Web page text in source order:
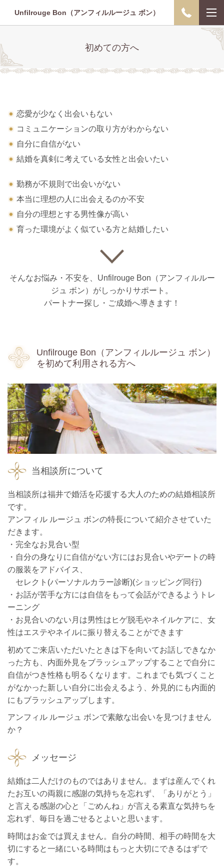
Unfilrouge Bon（アンフィルルージュ ボン）
初めての方へ
恋愛が少なく出会いもない
コミュニケーションの取り方がわからない
自分に自信がない
結婚を真剣に考えている女性と出会いたい
勤務が不規則で出会いがない
本当に理想の人に出会えるのか不安
自分の理想とする男性像が高い
育った環境がよく似ている方と結婚したい
そんなお悩み・不安を、 Unfilrouge Bon（アンフィルルー
ジュ ボン）がしっかりサポート。
パートナー探し・ご成婚へ導きます！
Unfilrouge Bon （アンフィルルージュ ボン）
を初めて利用される方へ
当相談所について
当相談所は福井で婚活を応援する大人のための結婚相談所
です。
アンフィル ルージュ ボンの特長について紹介させていた
だきます。
・完全なお見合い型
・自分の身なりに自信がない方にはお見合いやデートの時
の服装をアドバイス、
セレクト(パーソナルカラー診断)(ショッピング同行)
・お話が苦手な方には自信をもって会話ができるようトレ
ーニング
・お見合いのない月は男性はヒゲ脱毛やネイルケアに、女
性はエステやネイルに振り替えることができます
初めてご来店いただいたときは下を向いてお話しできなか
った方も、内面外見をブラッシュアップすることで自分に
自信がつき性格も明るくなります。これまでも気づくこと
がなかった新しい自分に出会えるよう、外見的にも内面的
にもブラッシュアップします。
アンフィル ルージュ ボンで素敵な出会いを見つけません
か？
メッセージ
結婚は二人だけのものではありません。まずは産んでくれ
たお互いの両親に感謝の気持ちを忘れず、「ありがとう」
と言える感謝の心と「ごめんね」が言える素直な気持ちを
忘れず、毎日を過ごせるとよいと思います。
時間はお金では買えません。自分の時間、相手の時間を大
切にすると一緒にいる時間はもっと大切にできるはずで
す。